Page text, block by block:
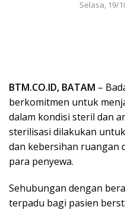
Selasa, 19/
BTM.CO.ID, BATAM –
berkomitmen untuk
dalam kondisi steril dan
sterilisasi dilakukan
dan kebersihan ruangan
para penyewa.
Sehubungan dengan
terpadu bagi pasien